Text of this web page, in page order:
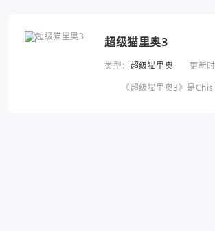
超级猫里奥3
类型： 超级猫里奥 更新时
《超级猫里奥3》是Chis